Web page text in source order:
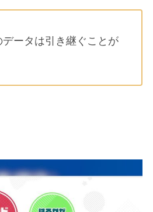
ータは引き継ぐことが